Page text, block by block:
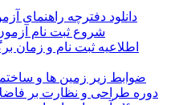
دانلود دفترچه راهنمای
شروع ثبت نام آزمون
اطلاعیه ثبت نام و زمان
ضوابط زیر زمین ها و
دوره طراحی و نظارت بر